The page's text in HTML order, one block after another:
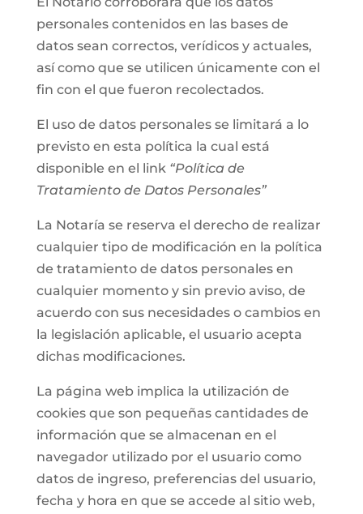
personales contenidos en las bases de
datos sean correctos, verídicos y actuales,
así como que se utilicen únicamente con el
fin con el que fueron recolectados.
El uso de datos personales se limitará a lo
previsto en esta política la cual está
disponible en el link “Política de
Tratamiento de Datos Personales”
La Notaría se reserva el derecho de realizar
cualquier tipo de modificación en la política
de tratamiento de datos personales en
cualquier momento y sin previo aviso, de
acuerdo con sus necesidades o cambios en
la legislación aplicable, el usuario acepta
dichas modificaciones.
La página web implica la utilización de
cookies que son pequeñas cantidades de
información que se almacenan en el
navegador utilizado por el usuario como
datos de ingreso, preferencias del usuario,
fecha y hora en que se accede al sitio web,